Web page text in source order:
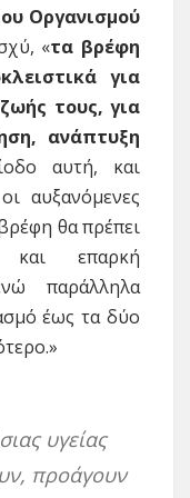
Οργανισμού
«τα βρέφη
για
τους, για
ανάπτυξη
αυτή, και
αυξανόμενες
θα πρέπει
επαρκή
παράλληλα
έως τα δύο
υγείας
προάγουν